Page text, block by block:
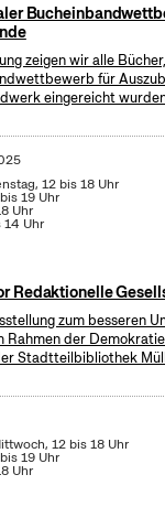
zeigen wir alle
für
eingereicht
12 bis 18 Uhr
19 Uhr
Uhr
14 Uhr
Redaktionelle
zum besseren
Rahmen der
Stadtteilbibliothek
12 bis 18 Uhr
19 Uhr
Uhr